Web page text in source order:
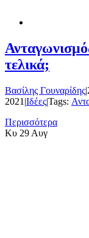
τελικά;
Βασίλης Γουναρίδης|
2021 |Ιδέες|Tags:
Περισσότερα
Κυ 29 Αυγ